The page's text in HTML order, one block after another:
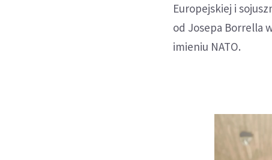
Europejskiej i
od Josepa Borrella
imieniu NATO.